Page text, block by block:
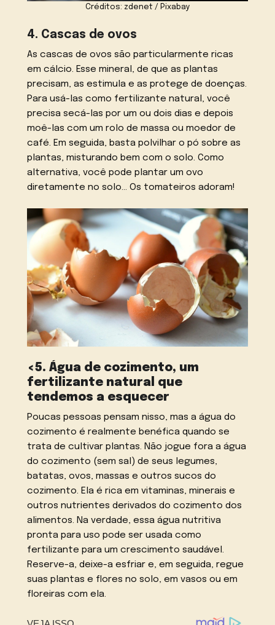
Créditos: zdenet / Pixabay
4. Cascas de ovos
As cascas de ovos são particularmente ricas
em cálcio. Esse mineral, de que as plantas
precisam, as estimula e as protege de doenças.
Para usá-las como fertilizante natural, você
precisa secá-las por um ou dois dias e depois
moê-las com um rolo de massa ou moedor de
café. Em seguida, basta polvilhar o pó sobre as
plantas, misturando bem com o solo. Como
alternativa, você pode plantar um ovo
diretamente no solo… Os tomateiros adoram!
<5. Água de cozimento, um
fertilizante natural que
tendemos a esquecer
Poucas pessoas pensam nisso, mas a água do
cozimento é realmente benéfica quando se
trata de cultivar plantas. Não jogue fora a água
do cozimento (sem sal) de seus legumes,
batatas, ovos, massas e outros sucos do
cozimento. Ela é rica em vitaminas, minerais e
outros nutrientes derivados do cozimento dos
alimentos. Na verdade, essa água nutritiva
pronta para uso pode ser usada como
fertilizante para um crescimento saudável.
Reserve-a, deixe-a esfriar e, em seguida, regue
suas plantas e flores no solo, em vasos ou em
floreiras com ela.